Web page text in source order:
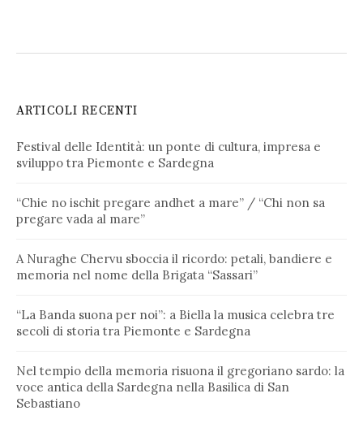
ARTICOLI RECENTI
Festival delle Identità: un ponte di cultura, impresa e
sviluppo tra Piemonte e Sardegna
“Chie no ischit pregare andhet a mare” / “Chi non sa
pregare vada al mare”
A Nuraghe Chervu sboccia il ricordo: petali, bandiere e
memoria nel nome della Brigata “Sassari”
“La Banda suona per noi”: a Biella la musica celebra tre
secoli di storia tra Piemonte e Sardegna
Nel tempio della memoria risuona il gregoriano sardo: la
voce antica della Sardegna nella Basilica di San
Sebastiano